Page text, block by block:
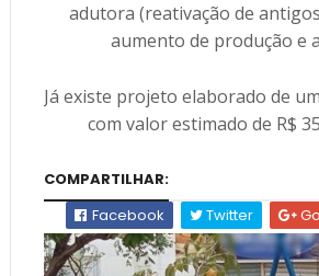
adutora (reativação de
aumento de produção e
Já existe projeto elaborado de
com valor estimado de R$
COMPARTILHAR:
Facebook
Twitter